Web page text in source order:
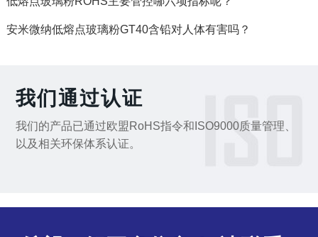
安米微纳低熔点玻璃粉GT40含铅对人体有害吗？
我们通过认证
我们的产品已通过欧盟RoHS指令和ISO9000质量管理、
以及相关环保体系认证。